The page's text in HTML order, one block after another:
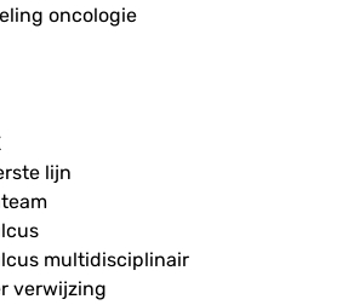
oncologie
lijn
multidisciplinair
verwijzing